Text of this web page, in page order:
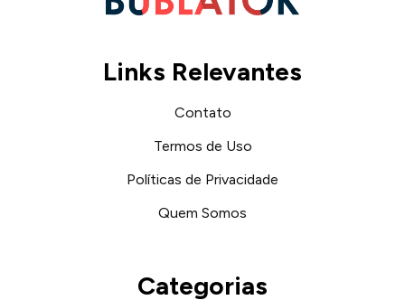
Links Relevantes
Contato
Termos de Uso
Políticas de Privacidade
Quem Somos
Categorias